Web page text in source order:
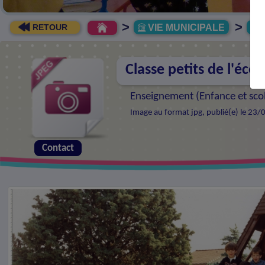
RETOUR > VIE MUNICIPALE >
Classe petits de
Enseignement (Enfance et
Image au format jpg, publié(e) le
Contact